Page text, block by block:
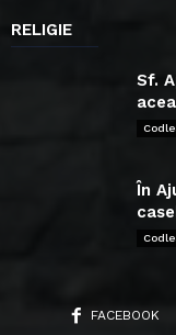
RELIGIE
Sf.
În
FACEBOOK